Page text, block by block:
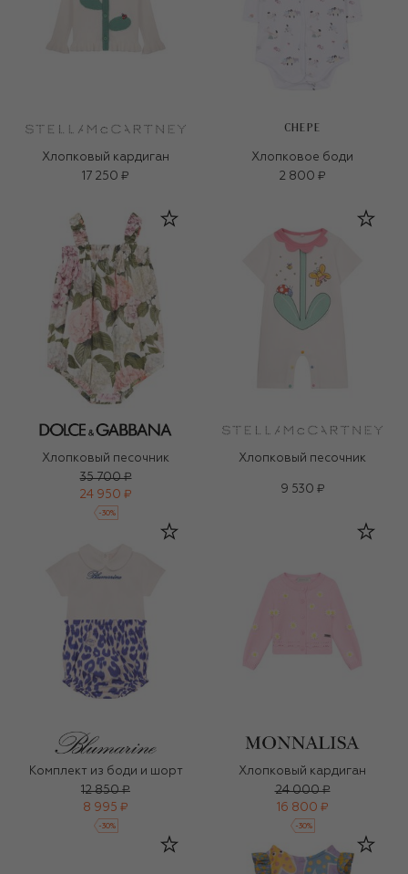
Хлопковый кардиган
17 250 ₽
CHEPE
Хлопковое боди
2 800 ₽
Хлопковый песочник
35 700 ₽
24 950 ₽
-30%
Хлопковый песочник
9 530 ₽
Комплект из боди и шорт
12 850 ₽
8 995 ₽
-30%
Хлопковый кардиган
24 000 ₽
16 800 ₽
-30%